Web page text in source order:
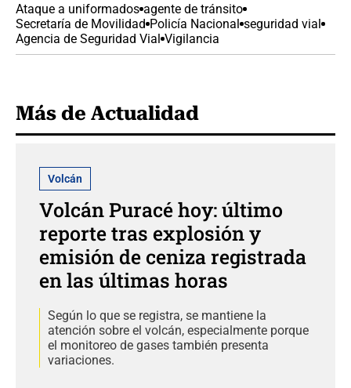
Ataque a uniformados agente de tránsito
Secretaría de Movilidad Policía Nacional seguridad vial
Agencia de Seguridad Vial Vigilancia
Más de Actualidad
Volcán
Volcán Puracé hoy: último
reporte tras explosión y
emisión de ceniza registrada
en las últimas horas
Según lo que se registra, se mantiene la
atención sobre el volcán, especialmente porque
el monitoreo de gases también presenta
variaciones.